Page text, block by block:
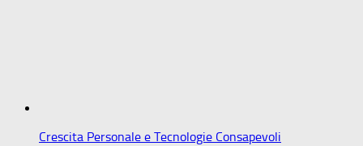
Crescita Personale e Tecnologie Consapevoli